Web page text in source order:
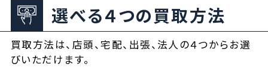
選べる４つの買取方法
買取方法は、店頭、宅配、出張、法人の４つからお選
びいただけます。